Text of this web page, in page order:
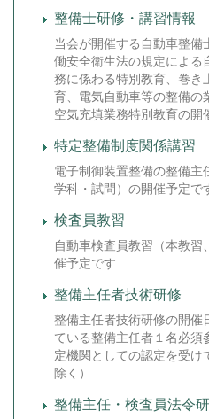
整備士研修・講習情報
当会が開催する自動車整
働安全衛生法の規定による
務に係わる特別教育、巻き
育、電気自動車等の整備の
空気充填業務特別教育の開
特定整備制度関係講習
電子制御装置整備の整備主
学科・試問）の開催予定で
検査員教習
自動車検査員教習（本教
催予定です
整備主任者技術研修
整備主任者技術研修の開
ている整備主任者１名必
定機関としての認定を受
除く）
整備主任・検査員法令